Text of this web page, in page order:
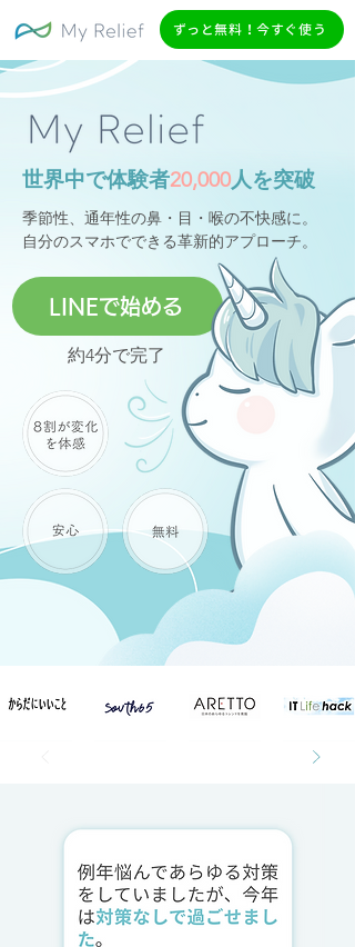
ずっと無料！今すぐ使う
世界中で体験者20,000人を突破
季節性、通年性の鼻・目・喉の不快感に。
自分のスマホでできる革新的アプローチ。
LINEで始める
約4分で完了